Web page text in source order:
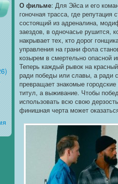
О фильме: Для Эйса и его
гоночная трасса, где репутация
состоящий из адреналина,
заездов, в одночасье рушится,
накрывает тех, кто дорог
управления на грани фола
козырем в смертельно опасной
Теперь каждый рывок на
ради победы или славы, а ради
превращает знакомые
титул, а выживание. Чтобы
использовать всю свою
финишная черта может